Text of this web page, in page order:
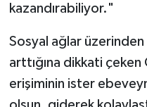
kazandırabiliyor."
Sosyal ağlar üzerinden
arttığına dikkati
erişiminin ister